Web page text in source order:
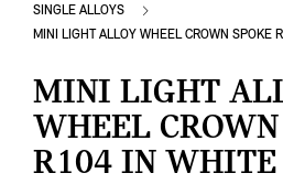
SINGLE ALLOYS
MINI LIGHT ALLOY WHEEL CROWN SPOKE
MINI LIGHT
WHEEL
R104 IN WHITE